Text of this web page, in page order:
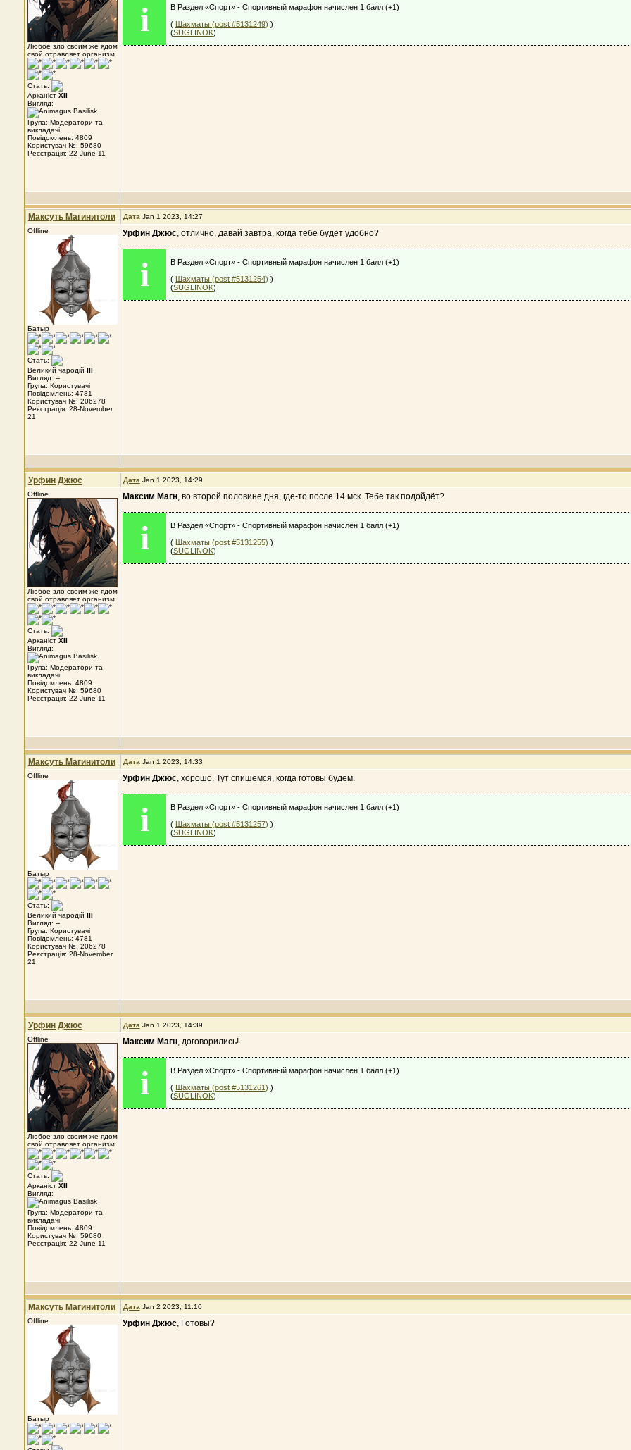
Любое зло своим же ядом
свой отравляет организм
Стать:
Арканіст XII
Вигляд:
Група: Модератори та
викладачі
Повідомлень: 4809
Користувач №: 59680
Реєстрація: 22-June 11
i
В Раздел «Спорт» - Спортивный марафон начислен 1 балл (+1)
( Шахматы (post #5131249) )
(SUGLINOK)
Максуть Магинитоли Дата Jan 1 2023, 14:27
Offline
Батыр
Стать:
Великий чародій III
Вигляд: --
Група: Користувачі
Повідомлень: 4781
Користувач №: 206278
Реєстрація: 28-November
21
Урфин Джюс, отлично, давай завтра, когда тебе будет удобно?
i
В Раздел «Спорт» - Спортивный марафон начислен 1 балл (+1)
( Шахматы (post #5131254) )
(SUGLINOK)
Урфин Джюс Дата Jan 1 2023, 14:29
Offline
Любое зло своим же ядом
свой отравляет организм
Стать:
Арканіст XII
Вигляд:
Група: Модератори та
викладачі
Повідомлень: 4809
Користувач №: 59680
Реєстрація: 22-June 11
Максим Магн, во второй половине дня, где-то после 14 мск. Тебе так подойдёт?
i
В Раздел «Спорт» - Спортивный марафон начислен 1 балл (+1)
( Шахматы (post #5131255) )
(SUGLINOK)
Максуть Магинитоли Дата Jan 1 2023, 14:33
Offline
Батыр
Стать:
Великий чародій III
Вигляд: --
Група: Користувачі
Повідомлень: 4781
Користувач №: 206278
Реєстрація: 28-November
21
Урфин Джюс, хорошо. Тут спишемся, когда готовы будем.
i
В Раздел «Спорт» - Спортивный марафон начислен 1 балл (+1)
( Шахматы (post #5131257) )
(SUGLINOK)
Урфин Джюс Дата Jan 1 2023, 14:39
Offline
Любое зло своим же ядом
свой отравляет организм
Стать:
Арканіст XII
Вигляд:
Група: Модератори та
викладачі
Повідомлень: 4809
Користувач №: 59680
Реєстрація: 22-June 11
Максим Магн, договорились!
i
В Раздел «Спорт» - Спортивный марафон начислен 1 балл (+1)
( Шахматы (post #5131261) )
(SUGLINOK)
Максуть Магинитоли Дата Jan 2 2023, 11:10
Offline
Батыр
Урфин Джюс, Готовы?